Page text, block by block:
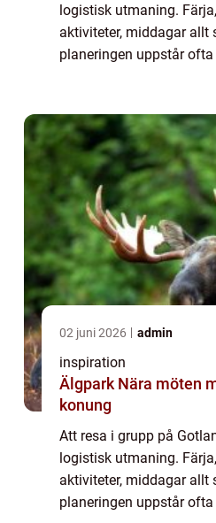
logistisk utmaning.
aktiviteter, middagar
planeringen uppstår
02 juni 2026 admin
inspiration
Älgpark Nära möten med skogens
konung
Att resa i grupp på
logistisk utmaning.
aktiviteter, middagar
planeringen uppstår